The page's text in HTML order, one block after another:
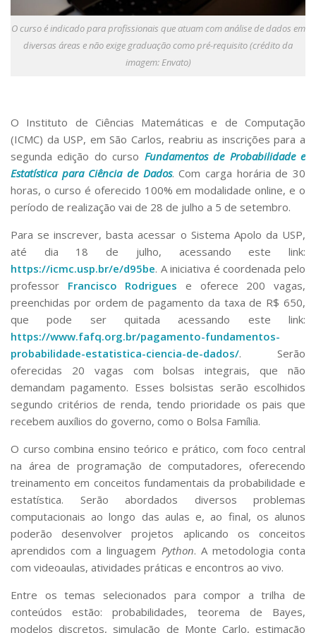
Bibliotecas
Apoio ao Estudante
Segurança, Trânsito e Prevenção
RH, Administrativo e Financeiro
Assessorias e Mídias
Aplicativos e Sites
Jornal da USP
Agenda de Eventos
Defesa de Teses
O curso é indicado para profissionais que atuam com análise de dados em
diversas áreas e não exige graduação como pré-requisito (crédito da
imagem: Envato)
O Instituto de Ciências Matemáticas e de Computação
(ICMC) da USP, em São Carlos, reabriu as inscrições para a
segunda edição do curso Fundamentos de Probabilidade e
Estatística para Ciência de Dados. Com carga horária de 30
horas, o curso é oferecido 100% em modalidade online, e o
período de realização vai de 28 de julho a 5 de setembro.
Para se inscrever, basta acessar o Sistema Apolo da USP,
até dia 18 de julho, acessando este link:
https://icmc.usp.br/e/d95be. A iniciativa é coordenada pelo
professor Francisco Rodrigues e oferece 200 vagas,
preenchidas por ordem de pagamento da taxa de R$ 650,
que pode ser quitada acessando este link:
https://www.fafq.org.br/pagamento-fundamentos-
probabilidade-estatistica-ciencia-de-dados/. Serão
oferecidas 20 vagas com bolsas integrais, que não
demandam pagamento. Esses bolsistas serão escolhidos
segundo critérios de renda, tendo prioridade os pais que
recebem auxílios do governo, como o Bolsa Família.
O curso combina ensino teórico e prático, com foco central
na área de programação de computadores, oferecendo
treinamento em conceitos fundamentais da probabilidade e
estatística. Serão abordados diversos problemas
computacionais ao longo das aulas e, ao final, os alunos
poderão desenvolver projetos aplicando os conceitos
aprendidos com a linguagem Python. A metodologia conta
com videoaulas, atividades práticas e encontros ao vivo.
Entre os temas selecionados para compor a trilha de
conteúdos estão: probabilidades, teorema de Bayes,
modelos discretos, simulação de Monte Carlo, estimação